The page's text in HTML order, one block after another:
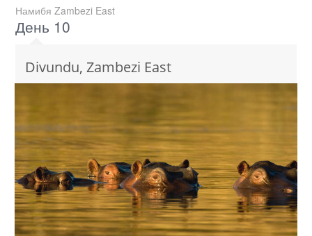
Намибя Zambezi East
День 10
Divundu, Zambezi East